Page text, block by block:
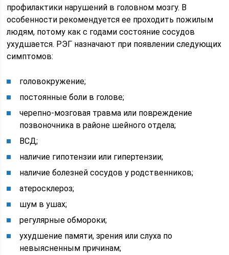
профилактики нарушений в головном мозгу. В
особенности рекомендуется ее проходить пожилым
людям, потому как с годами состояние сосудов
ухудшается. РЭГ назначают при появлении следующих
симптомов:
головокружение;
постоянные боли в голове;
черепно-мозговая травма или повреждение
позвоночника в районе шейного отдела;
ВСД;
наличие гипотензии или гипертензии;
наличие болезней сосудов у родственников;
атеросклероз;
шум в ушах;
регулярные обмороки;
ухудшение памяти, зрения или слуха по
невыясненным причинам;